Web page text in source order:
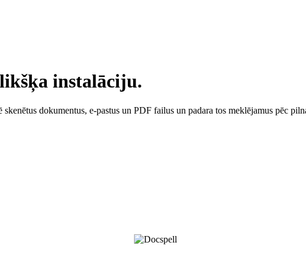
instalāciju.
dokumentus, e-pastus un PDF failus un padara tos meklējamus pēc